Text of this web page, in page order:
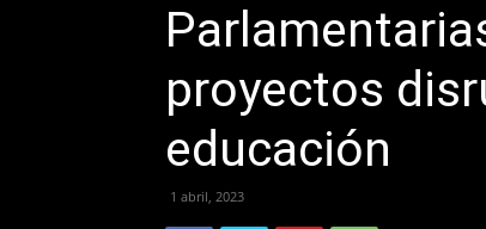
proyectos
educación
1 abril, 2023